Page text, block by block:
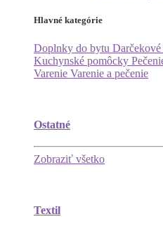
Hlavné kategórie
Doplnky do bytu
Kuchynské pomôcky
Varenie Varenie a pečenie
Ostatné
Zobraziť všetko
Textil